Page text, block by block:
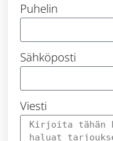
Puhelin
Sähköposti
Viesti